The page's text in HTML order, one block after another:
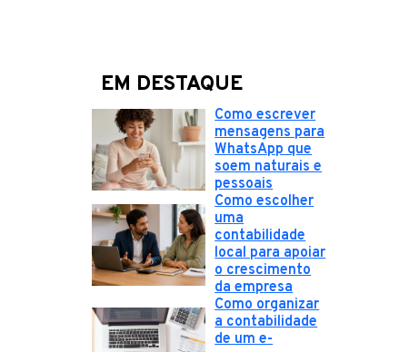
EM DESTAQUE
Como escrever
mensagens para
WhatsApp que
soem naturais e
pessoais
Como escolher
uma
contabilidade
local para apoiar
o crescimento
da empresa
Como organizar
a contabilidade
de um e-